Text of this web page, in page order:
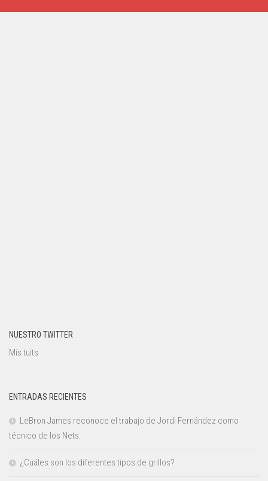
NUESTRO TWITTER
Mis tuits
ENTRADAS RECIENTES
LeBron James reconoce el trabajo de Jordi Fernández como
técnico de los Nets.
¿Cuáles son los diferentes tipos de grillos?